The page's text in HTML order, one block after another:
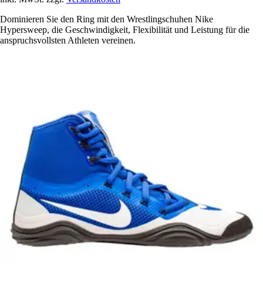
Dominieren Sie den Ring mit den Wrestlingschuhen Nike
Hypersweep, die Geschwindigkeit, Flexibilität und Leistung für die
anspruchsvollsten Athleten vereinen.